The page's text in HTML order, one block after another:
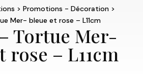
> Promotions - Décoration>
Mer- bleue et rose – L11cm
Tortue Mer-
rose – L11cm